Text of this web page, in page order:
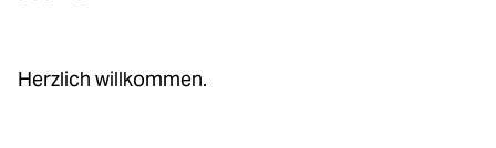
Herzlich willkommen.